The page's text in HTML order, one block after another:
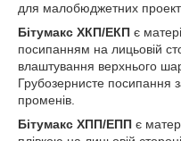
для малобюджетних
Бітумакс ХКП/ЕКП є
посипанням на лицьовій
влаштування верхнього
Грубозернисте посипання
променів.
Бітумакс ХПП/ЕПП є